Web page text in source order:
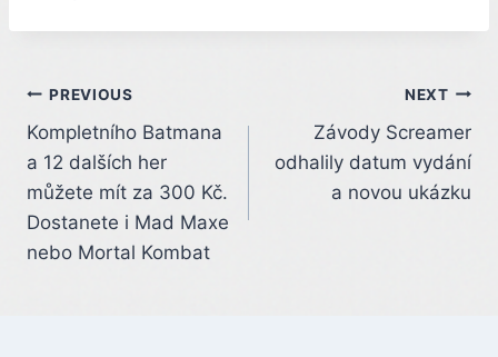
Post
navigation
PREVIOUS
Kompletního Batmana
a 12 dalších her
můžete mít za 300 Kč.
Dostanete i Mad Maxe
nebo Mortal Kombat
NEXT
Závody Screamer
odhalily datum vydání
a novou ukázku